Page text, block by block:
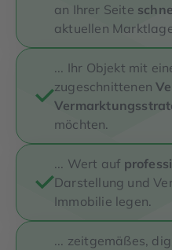
an Ihrer Seite
aktuellen
... Ihr Objekt mit
zugeschnittenen
möchten.
... Wert auf
Darstellung und
Immobilie legen.
... zeitgemäßes,